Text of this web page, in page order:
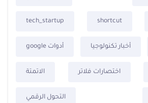
shortcut
tech_startup
أخبار تكنولوجيا أدوات google
اختصارات فلاتر الاتمتة
التحول الرقمي